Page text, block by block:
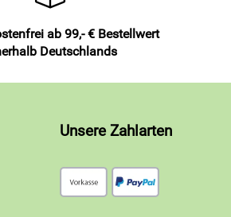
ab 99,- € Bestellwert
Deutschlands
Unsere Zahlarten